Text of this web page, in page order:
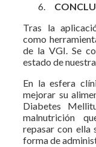
Tras la
como
de la VGI. Se
estado de
En la esfera
mejorar su
Diabetes
malnutrición
repasar con ella
forma de